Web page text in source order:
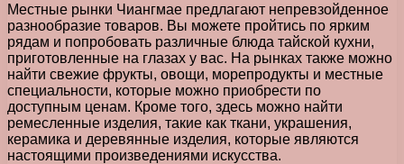
Местные рынки Чиангмае предлагают непревзойденное
разнообразие товаров. Вы можете пройтись по ярким
рядам и попробовать различные блюда тайской кухни,
приготовленные на глазах у вас. На рынках также можно
найти свежие фрукты, овощи, морепродукты и местные
специальности, которые можно приобрести по
доступным ценам. Кроме того, здесь можно найти
ремесленные изделия, такие как ткани, украшения,
керамика и деревянные изделия, которые являются
настоящими произведениями искусства.